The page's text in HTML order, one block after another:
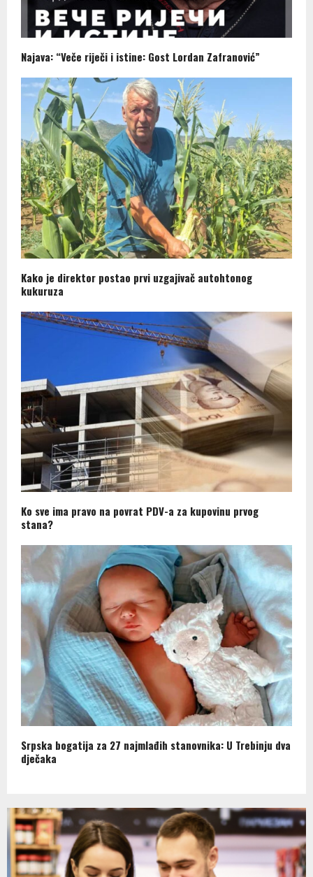
Najava: “Veče riječi i istine: Gost Lordan Zafranović”
Kako je direktor postao prvi uzgajivač autohtonog
kukuruza
Ko sve ima pravo na povrat PDV-a za kupovinu prvog
stana?
Srpska bogatija za 27 najmlađih stanovnika: U Trebinju dva
dječaka